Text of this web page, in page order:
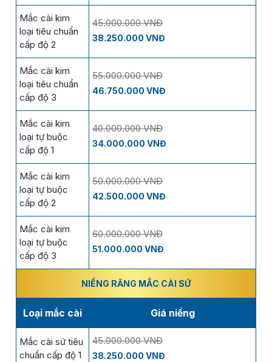
Mắc cài kim
loại tiêu chuẩn
cấp độ 2
45.000.000 VNĐ
38.250.000 VNĐ
Mắc cài kim
loại tiêu chuẩn
cấp độ 3
55.000.000 VNĐ
46.750.000 VNĐ
Mắc cài kim
loại tự buộc
cấp độ 1
40.000.000 VNĐ
34.000.000 VNĐ
Mắc cài kim
loại tự buộc
cấp độ 2
50.000.000 VNĐ
42.500.000 VNĐ
Mắc cài kim
loại tự buộc
cấp độ 3
60.000.000 VNĐ
51.000.000 VNĐ
NIỀNG RĂNG MẮC CÀI SỨ
Loại mắc cài Giá niềng
Mắc cài sứ tiêu
chuẩn cấp độ 1
45.000.000 VNĐ
38.250.000 VNĐ